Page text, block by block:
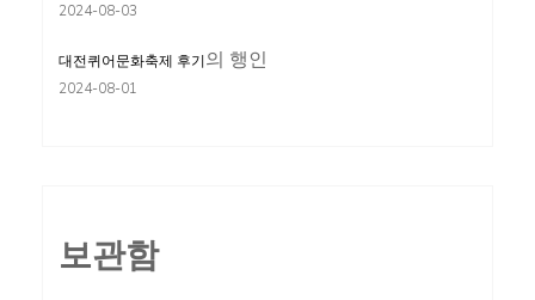
2024-08-03
대전퀴어문화축제 후기의 행인
2024-08-01
보관함